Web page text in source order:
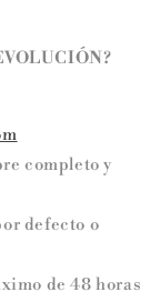
completo y
defecto o
de 48 horas